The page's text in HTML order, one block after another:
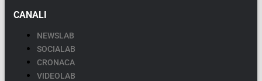
CANALI
NEWSLAB
SOCIALAB
CRONACA
VIDEOLAB